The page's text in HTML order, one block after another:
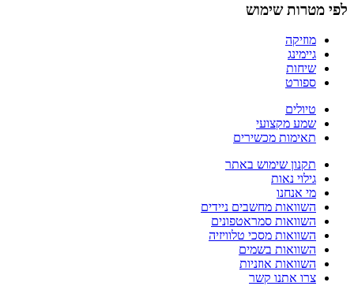
לפי מטרות שימוש
מוזיקה
גיימינג
שיחות
ספורט
טיולים
שמע מקצועי
תאימות מכשירים
תקנון שימוש באתר
גילוי נאות
מי אנחנו
השוואות מחשבים ניידים
השוואות סמראטפונים
השוואות מסכי טלוויזיה
השוואות בשמים
השוואות אוזניות
צרו אתנו קשר